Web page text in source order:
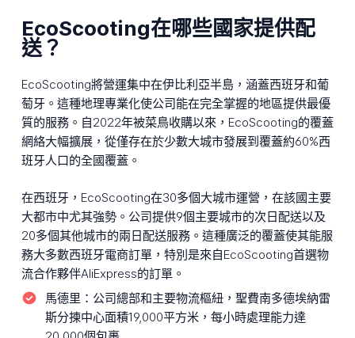
EcoScooting在哪些國家提供配
送？
EcoScooting將營運集中在伊比利亞半島，涵蓋西班牙和葡
萄牙。這種地理專業化使公司能在完全掌握的地區提供最優
質的服務。自2022年被菜鳥收購以來，EcoScooting的覆蓋
網絡大幅擴展，從僅存在於少數大城市發展到覆蓋約60%西
班牙人口的全國覆蓋。
在西班牙，EcoScooting在30多個大城市運營，在該國主要
大都市中尤其強勢。公司提供9個主要城市的次日配送以及
20多個其他城市的兩日配送服務。這種廣泛的覆蓋使其能服
務大多數西班牙電商訂單，特別是來自EcoScooting首選物
流合作夥伴AliExpress的訂單。
馬德里： 公司總部和主要物流樞紐，聖費南多德埃納雷
斯分揀中心面積19,000平方米，每小時處理能力達